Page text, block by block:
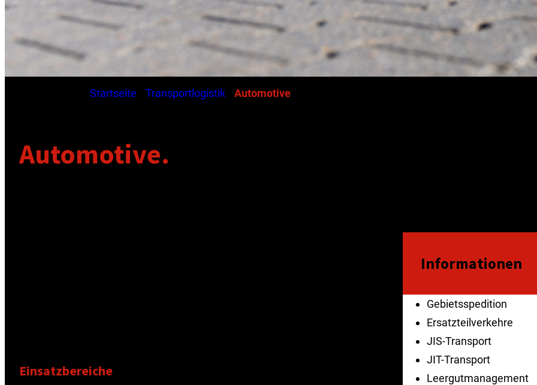
Startseite Transportlogistik Automotive
Automotive.
Einsatzbereiche
Informationen
Gebietsspedition
Ersatzteilverkehre
JIS-Transport
JIT-Transport
Leergutmanagement